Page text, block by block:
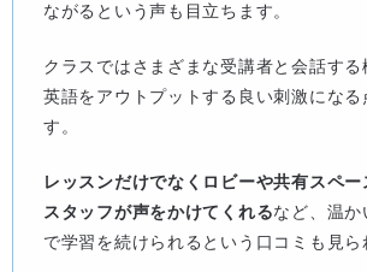
ながるという声も目立ちます。
クラスではさまざまな受講者と会話する
英語をアウトプットする良い刺激になる
す。
レッスンだけでなくロビーや共有スペ
スタッフが声をかけてくれるなど、温か
で学習を続けられるという口コミも見ら